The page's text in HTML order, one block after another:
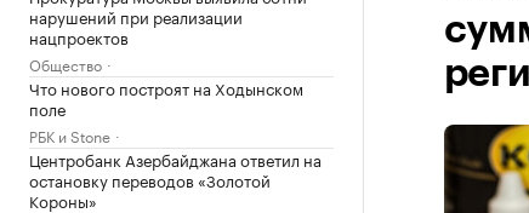
нарушений при реализации
нацпроектов
Общество
Что нового построят на Ходынском
поле
РБК и Stone
Центробанк Азербайджана ответил на
остановку переводов «Золотой
Короны»